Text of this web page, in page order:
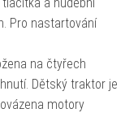
Pro nastartování
na čtyřech
Dětský traktor je
motory